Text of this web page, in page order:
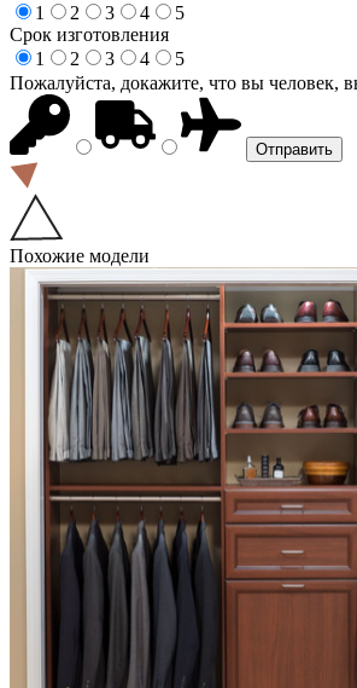
1
2 3 4
5
Срок изготовления
1
2 3 4
5
Пожалуйста, докажите, что вы человек,
Похожие модели